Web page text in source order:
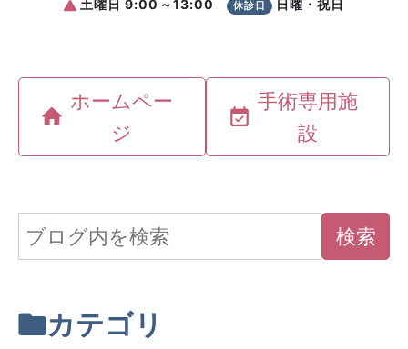
ホームペー
ジ
手術専用施
設
カテゴリ